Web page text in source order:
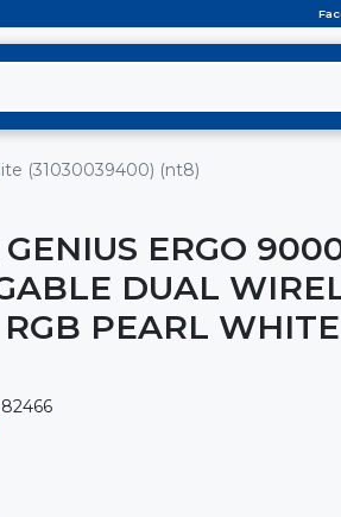
(31030039400) (nt8)
GENIUS ERGO
DUAL
PEARL